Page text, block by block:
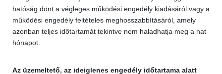
hatóság dönt a végleges működési engedély kiadásáról vagy a
működési engedély feltételes meghosszabbításáról, amely
azonban teljes időtartamát tekintve nem haladhatja meg a hat
hónapot.
Az üzemeltető, az ideiglenes engedély időtartama alatt